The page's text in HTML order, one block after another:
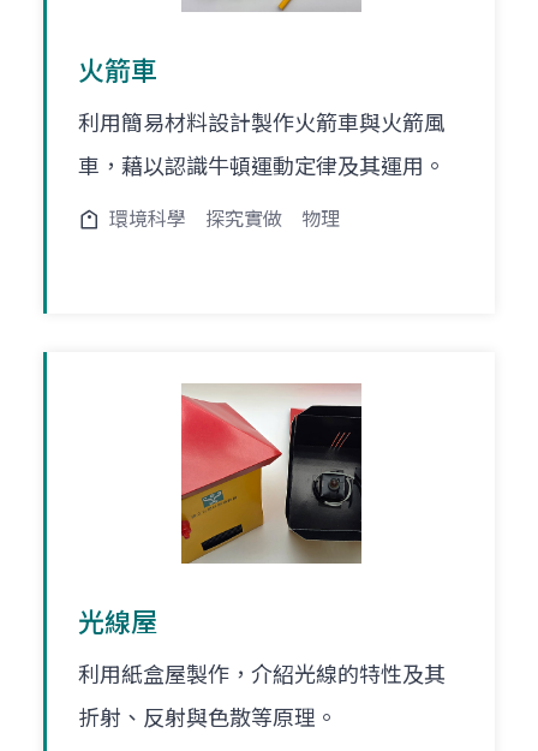
火箭車
利用簡易材料設計製作火箭車與火箭風
車，藉以認識牛頓運動定律及其運用。
環境科學 探究實做 物理
光線屋
利用紙盒屋製作，介紹光線的特性及其
折射、反射與色散等原理。